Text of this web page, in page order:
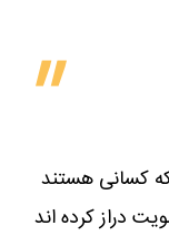
کسانی هستند
دراز کرده اند